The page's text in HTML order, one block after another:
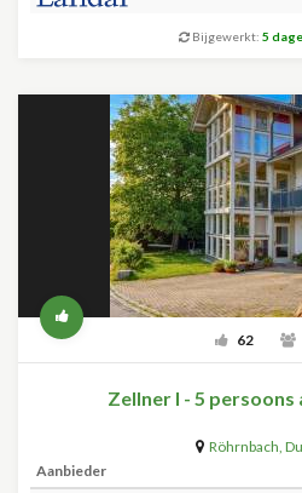
Bijgewerkt: 5
62
Zellner I - 5
Röhrnbach,
Aanbieder